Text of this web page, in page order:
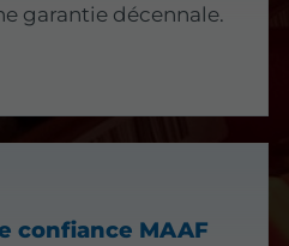
garantie décennale.
confiance MAAF